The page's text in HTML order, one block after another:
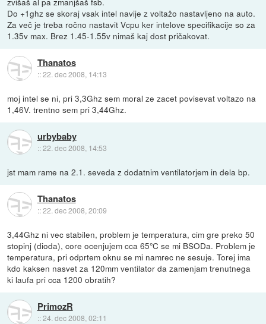
Do +1ghz se skoraj vsak intel navije z voltažo nastavljeno na auto.
Za več je treba ročno nastavit Vcpu ker intelove specifikacije so za
1.35v max. Brez 1.45-1.55v nimaš kaj dost pričakovat.
Thanatos
::22. dec 2008, 14:13
moj intel se ni, pri 3,3Ghz sem moral ze zacet povisevat voltazo na
1,46V. trentno sem pri 3,44Ghz.
urbybaby
::22. dec 2008, 14:53
jst mam rame na 2.1. seveda z dodatnim ventilatorjem in dela bp.
Thanatos
::22. dec 2008, 20:09
3,44Ghz ni vec stabilen, problem je temperatura, cim gre preko 50
stopinj (dioda), core ocenjujem cca 65°C se mi BSODa. Problem je
temperatura, pri odprtem oknu se mi namrec ne sesuje. Torej ima
kdo kaksen nasvet za 120mm ventilator da zamenjam trenutnega
ki laufa pri cca 1200 obratih?
PrimozR
::24. dec 2008, 02:11